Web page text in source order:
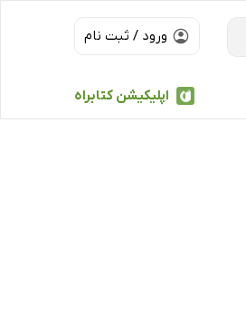
ورود / ثبت نام
اپلیکیشن کتابراه